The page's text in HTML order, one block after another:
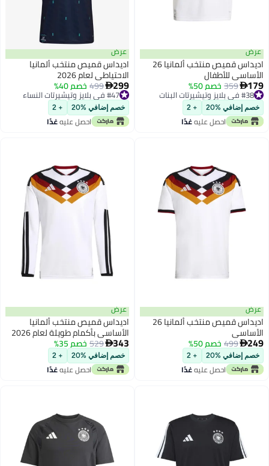
عرض
اديداس قميص منتخب ألمانيا 26
الأساسي للأطفال
179
359 خصم 50%
#38 في بلايز وتيشيرتات البنات
#38 في بلايز وتيشيرتات البنات
خصم إضافي %20 + 2
احصل عليهغدًا
عرض
اديداس قميص منتخب ألمانيا
الاحتياطي لعام 2026
299
499 خصم 40%
#47 في بلايز وتيشيرتات النساء
#47 في بلايز وتيشيرتات النساء
خصم إضافي %20 + 2
احصل عليهغدًا
عرض
اديداس قميص منتخب ألمانيا 26
الأساسي
249
499 خصم 50%
خصم إضافي %20 + 2
احصل عليهغدًا
عرض
اديداس قميص منتخب ألمانيا
الأساسي بأكمام طويلة لعام 2026
343
529 خصم 35%
خصم إضافي %20 + 2
احصل عليهغدًا